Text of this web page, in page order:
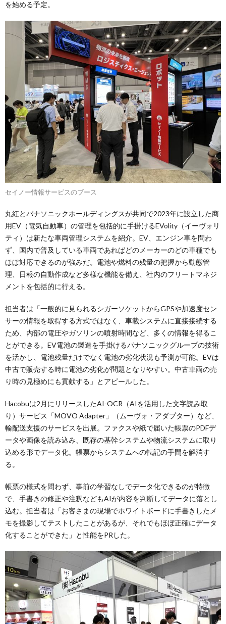
を始める予定。
セイノー情報サービスのブース
丸紅とパナソニックホールディングスが共同で2023年に設立した商
用EV（電気自動車）の管理を包括的に手掛けるEVolity（イーヴォリ
ティ）は新たな車両管理システムを紹介。EV、エンジン車を問わ
ず、国内で普及している車両であればどのメーカーのどの車種でも
ほぼ対応できるのが強みだ。電池や燃料の残量の把握から動態管
理、日報の自動作成など多様な機能を備え、社内のフリートマネジ
メントを包括的に行える。
担当者は「一般的に見られるシガーソケットからGPSや加速度セン
サーの情報を取得する方式ではなく、車載システムに直接接続する
ため、内部の電圧やガソリンの噴射時間など、多くの情報を得るこ
とができる。EV電池の製造を手掛けるパナソニックグループの技術
を活かし、電池残量だけでなく電池の劣化状況も予測が可能。EVは
中古で販売する時に電池の劣化が問題となりやすい。中古車両の売
り時の見極めにも貢献する」とアピールした。
Hacobuは2月にリリースしたAI-OCR（AIを活用した文字読み取
り）サービス「MOVO Adapter」（ムーヴォ・アダプター）など、
輸配送支援のサービスを出展。ファクスや紙で届いた帳票のPDFデ
ータや画像を読み込み、既存の基幹システムや物流システムに取り
込める形でデータ化。帳票からシステムへの転記の手間を解消す
る。
帳票の様式を問わず、事前の学習なしでデータ化できるのが特徴
で、手書きの修正や注釈などもAIが内容を判断してデータに落とし
込む。担当者は「お客さまの現場でホワイトボードに手書きしたメ
モを撮影してテストしたことがあるが、それでもほぼ正確にデータ
化することができた」と性能をPRした。